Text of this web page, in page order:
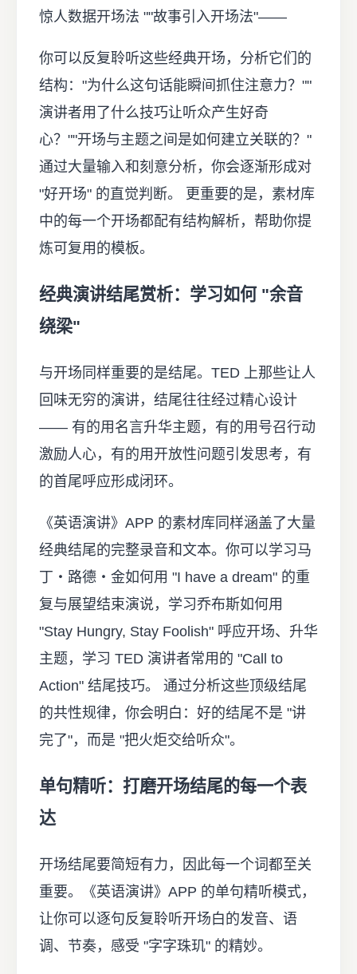
惊人数据开场法 ""故事引入开场法"——
你可以反复聆听这些经典开场，分析它们的
结构："为什么这句话能瞬间抓住注意力？""
演讲者用了什么技巧让听众产生好奇
心？""开场与主题之间是如何建立关联的？"
通过大量输入和刻意分析，你会逐渐形成对
"好开场" 的直觉判断。 更重要的是，素材库
中的每一个开场都配有结构解析，帮助你提
炼可复用的模板。
经典演讲结尾赏析：学习如何 "余音
绕梁"
与开场同样重要的是结尾。TED 上那些让人
回味无穷的演讲，结尾往往经过精心设计
—— 有的用名言升华主题，有的用号召行动
激励人心，有的用开放性问题引发思考，有
的首尾呼应形成闭环。
《英语演讲》APP 的素材库同样涵盖了大量
经典结尾的完整录音和文本。你可以学习马
丁・路德・金如何用 "I have a dream" 的重
复与展望结束演说，学习乔布斯如何用
"Stay Hungry, Stay Foolish" 呼应开场、升华
主题，学习 TED 演讲者常用的 "Call to
Action" 结尾技巧。 通过分析这些顶级结尾
的共性规律，你会明白：好的结尾不是 "讲
完了"，而是 "把火炬交给听众"。
单句精听：打磨开场结尾的每一个表
达
开场结尾要简短有力，因此每一个词都至关
重要。《英语演讲》APP 的单句精听模式，
让你可以逐句反复聆听开场白的发音、语
调、节奏，感受 "字字珠玑" 的精妙。